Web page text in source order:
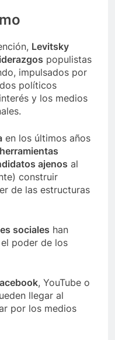
Levitsky
populistas
impulsados por
políticos
y los medios
en los últimos años
herramientas
ajenos al
construir
de las estructuras
sociales han
poder de los
, YouTube o
llegar al
por los medios